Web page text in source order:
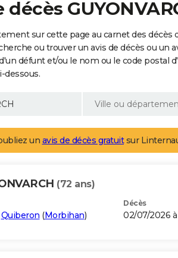
décès
sur cette page au carnet des décès
ou trouver un avis de décès ou un
défunt et/ou le nom ou le code postal
dessous.
un avis de décès gratuitsur
(72 ans)
Quiberon (Morbihan)
Décès
02/07/2026 à